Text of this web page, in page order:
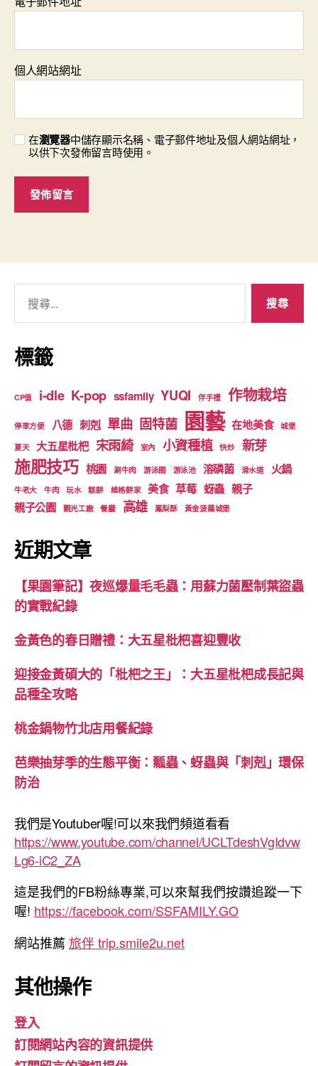
個人網站網址
在瀏覽器中儲存顯示名稱、電子郵件地址及個人網站網址，
以供下次發佈留言時使用。
關
鍵
字:
標籤
CP值 i-dle K-pop ssfamily YUQI 伴手禮 作物栽培
停車方便 八德 刺剋 單曲 固特菌 園藝 在地美食
城堡
夏天
大五星枇杷 宋雨綺 室內 小資種植 快炒 新芽
施肥技巧 桃園 涮牛肉 游泳圈 游泳池 溶磷菌 滑水道 火鍋
牛老大 牛肉 玩水 糕餅 維格餅家 美食 草莓 蚜蟲 親子
親子公園
觀光工廠 餐廳 高雄 鳳梨酥 黃金菠蘿城堡
近期文章
【果園筆記】夜巡爆量毛毛蟲：用蘇力菌壓制葉盜蟲
的實戰紀錄
金黃色的春日贈禮：大五星枇杷喜迎豐收
迎接金黃碩大的「枇杷之王」：大五星枇杷成長記與
品種全攻略
桃金鍋物竹北店用餐紀錄
芭樂抽芽季的生態平衡：瓢蟲、蚜蟲與「刺剋」環保
防治
我們是Youtuber喔!可以來我們頻道看看
https://www.youtube.com/channel/UCLTdeshVgIdvw
Lg6-iC2_ZA
這是我們的FB粉絲專業,可以來幫我們按讚追蹤一下
喔! https://facebook.com/SSFAMILY.GO
網站推薦 旅伴 trip.smile2u.net
其他操作
登入
訂閱網站內容的資訊提供